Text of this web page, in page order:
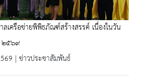
เครือข่ายพิพิธภัณฑ์สร้างสรรค์ เนื่องในวัน
๕๖๙
| ข่าวประชาสัมพันธ์